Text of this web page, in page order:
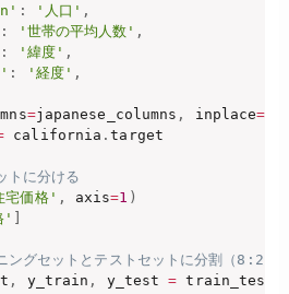
: '人口' ,
: '世帯の平均人数' ,
: '緯度' ,
: '経度' ,
=japanese_columns , inplace=
california .target
トに分ける
宅価格' , axis=1 )
'
グセットとテストセットに分割（8:2）
, y_train , y_test =